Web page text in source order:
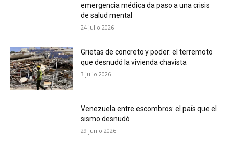
emergencia médica da paso a una crisis
de salud mental
24 julio 2026
Grietas de concreto y poder: el terremoto
que desnudó la vivienda chavista
3 julio 2026
Venezuela entre escombros: el país que el
sismo desnudó
29 junio 2026